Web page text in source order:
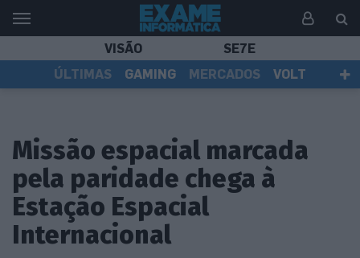
VISÃO
SE7E
ÚLTIMAS
GAMING MERCADOS
VOLT
Missão espacial marcada
pela paridade chega à
Estação Espacial
Internacional